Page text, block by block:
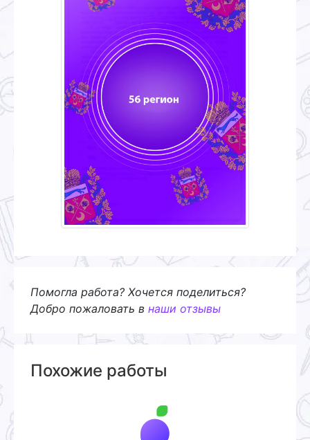
Помогла работа? Хочется поделиться?
Добро пожаловать в наши отзывы
Похожие работы